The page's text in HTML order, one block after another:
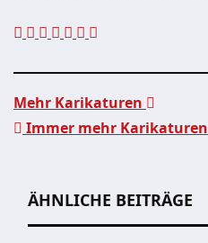
Mehr Karikaturen
Immer mehr Karikaturen
ÄHNLICHE BEITRÄGE